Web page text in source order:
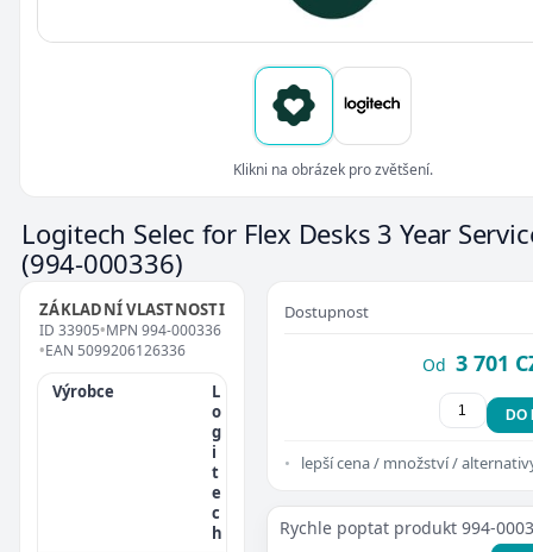
Klikni na obrázek pro zvětšení.
Logitech Selec for Flex Desks 3 Year
(994-000336)
ZÁKLADNÍ VLASTNOSTI
ID 33905•MPN 994-000336
•EAN 5099206126336
Výrobce
L
o
g
i
t
e
c
h
Dostupnost
Od 3 701
DO
lepší cena / množství /
Rychle poptat produkt 994-